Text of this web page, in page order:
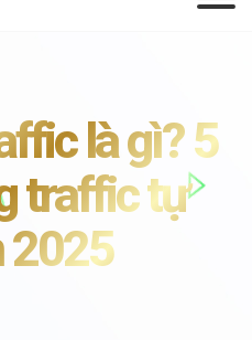
là gì? 5
traffic tự
2025